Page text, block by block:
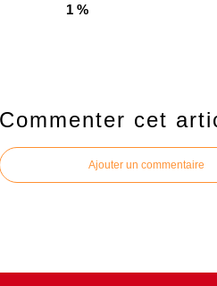
1 %
Commenter cet
Ajouter un commentaire